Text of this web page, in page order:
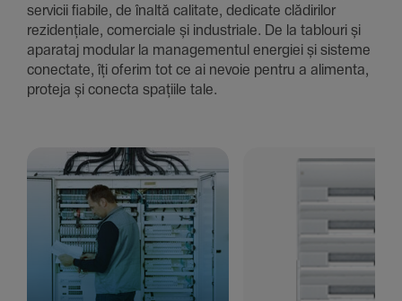
servicii fiabile, de înaltă cali­tate, dedi­cate clădi­rilor
rezi­den­țiale, comer­ciale și indus­triale. De la tablouri și
aparataj modular la managementul energiei și sisteme
conec­tate, îți oferim tot ce ai nevoie pentru a alimenta,
proteja și conecta spațiile tale.